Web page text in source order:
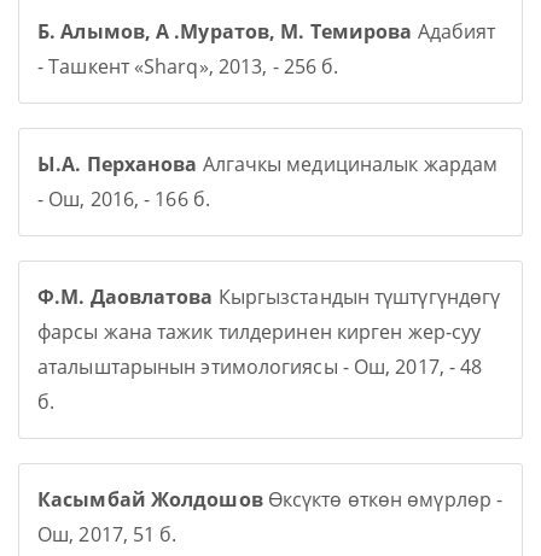
Б. Алымов, А .Муратов, М. Темирова Адабият
- Ташкент «Sharq», 2013, - 256 б.
Ы.А. Перханова Алгачкы медициналык жардам
- Ош, 2016, - 166 б.
Ф.М. Даовлатова Кыргызстандын түштүгүндөгү
фарсы жана тажик тилдеринен кирген жер-суу
аталыштарынын этимологиясы - Ош, 2017, - 48
б.
Касымбай Жолдошов Өксүктө өткөн өмүрлөр -
Ош, 2017, 51 б.